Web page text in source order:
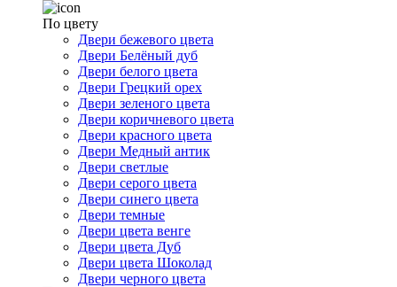
По цвету
Двери бежевого цвета
Двери Белёный дуб
Двери белого цвета
Двери Грецкий орех
Двери зеленого цвета
Двери коричневого цвета
Двери красного цвета
Двери Медный антик
Двери светлые
Двери серого цвета
Двери синего цвета
Двери темные
Двери цвета венге
Двери цвета Дуб
Двери цвета Шоколад
Двери черного цвета